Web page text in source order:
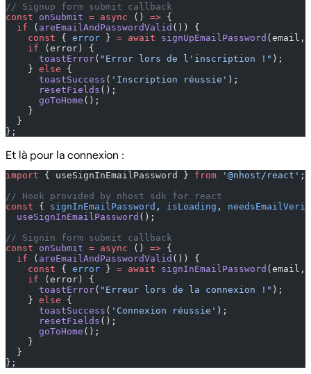
// Signup form submit callback
const onSubmit = async () => {
  if
( areEmailAndPasswordValid ()) {
    const
{ error } = await signUpEmailPassword (email,
    if
(error) {
      toastError
( "Error lors de l'inscription !" );
    }
else {
      toastSuccess
( 'Inscription réussie' );
      resetFields
();
      goToHome
();
    }
  }
};
Et là pour la connexion :
import { useSignInEmailPassword } from '@nhost/react' ;
// Hook provided by nhost sdk for react
const { signInEmailPassword , isLoading ,
  useSignInEmailPassword
();
// Signin form submit callback
const onSubmit = async () => {
  if
( areEmailAndPasswordValid ()) {
    const
{ error } = await signInEmailPassword (email,
    if
(error) {
      toastError
( "Erreur lors de la connexion !" );
    }
else {
      toastSuccess
( 'Connexion réussie' );
      resetFields
();
      goToHome
();
    }
  }
};